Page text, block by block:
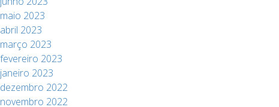
maio 2023
abril 2023
março 2023
fevereiro 2023
janeiro 2023
dezembro 2022
novembro 2022